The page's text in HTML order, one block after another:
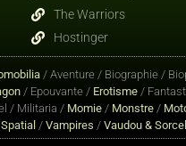
The Warriors
Hostinger
/ Aventure / Biographie /
/ Epouvante / Erotisme /
/ Militaria / Momie / Monstre /
/ Vampires / Vaudou &